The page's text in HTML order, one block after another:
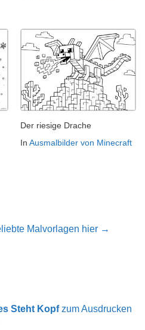
Der riesige Drache
In Ausmalbilder von Minecraft
Malvorlagen hier →
Steht Kopfzum Ausdrucken